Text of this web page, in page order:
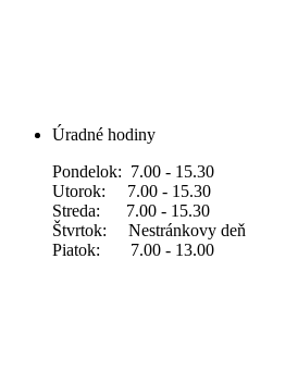
Úradné hodiny
Pondelok: 7.00 - 15.30
Utorok: 7.00 - 15.30
Streda: 7.00 - 15.30
Štvrtok: Nestránkovy deň
Piatok: 7.00 - 13.00